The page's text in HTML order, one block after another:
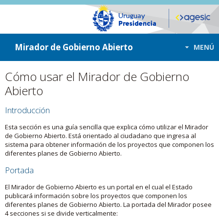
ir a contenido
ir al menú
Mirador de Gobierno Abierto MENÚ
Cómo usar el Mirador de Gobierno
Abierto
Introducción
Esta sección es una guía sencilla que explica cómo utilizar el Mirador
de Gobierno Abierto. Está orientado al ciudadano que ingresa al
sistema para obtener información de los proyectos que componen los
diferentes planes de Gobierno Abierto.
Portada
El Mirador de Gobierno Abierto es un portal en el cual el Estado
publicará información sobre los proyectos que componen los
diferentes planes de Gobierno Abierto. La portada del Mirador posee
4 secciones si se divide verticalmente: